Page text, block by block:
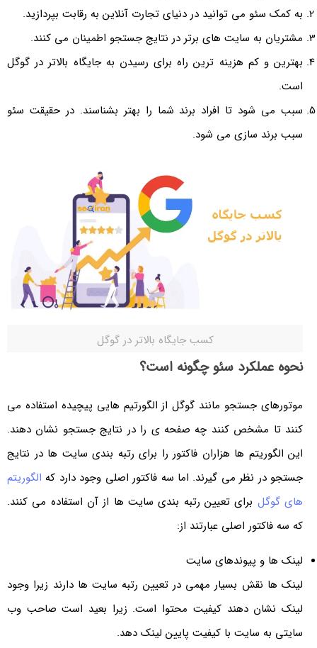
به کمک سئو می توانید در دنیای تجارت آنلاین به رقابت بپردازید.
مشتریان به سایت های برتر در نتایج جستجو اطمینان می کنند.
بهترین و کم هزینه ترین راه برای رسیدن به جایگاه بالاتر در گوگل
است.
سبب می شود تا افراد برند شما را بهتر بشناسند. در حقیقت سئو
سبب برند سازی می شود.
کسب جایگاه بالاتر در گوگل
نحوه عملکرد سئو چگونه است؟
موتورهای جستجو مانند گوگل از الگورتیم هایی پیچیده استفاده می
کنند تا مشخص کنند چه صفحه ی را در نتایج جستجو نشان دهند.
این الگوریتم ها هزاران فاکتور را برای رتبه بندی سایت ها در نتایج
جستجو در نظر می گیرند. اما سه فاکتور اصلی وجود دارد کهالگوریتم
های گوگلبرای تعیین رتبه بندی سایت ها از آن استفاده می کنند.
که سه فاکتور اصلی عبارتند از:
لینک ها و پیوندهای سایت
لینک ها نقش بسیار مهمی در تعیین رتبه سایت ها دارند زیرا وجود
لینک نشان دهند کیفیت محتوا است. زیرا بعید است صاحب وب
سایتی به سایت با کیفیت پایین لینک دهد.